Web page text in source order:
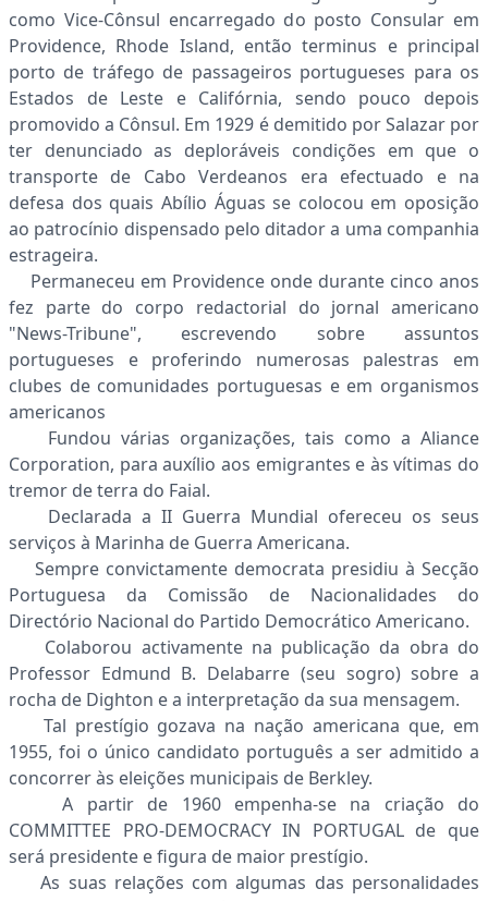
como Vice-Cônsul encarregado do posto Consular em
Providence, Rhode Island, então terminus e principal
porto de tráfego de passageiros portugueses para os
Estados de Leste e Califórnia, sendo pouco depois
promovido a Cônsul. Em 1929 é demitido por Salazar por
ter denunciado as deploráveis condições em que o
transporte de Cabo Verdeanos era efectuado e na
defesa dos quais Abílio Águas se colocou em oposição
ao patrocínio dispensado pelo ditador a uma companhia
estrageira.
Permaneceu em Providence onde durante cinco anos
fez parte do corpo redactorial do jornal americano
"News-Tribune", escrevendo sobre assuntos
portugueses e proferindo numerosas palestras em
clubes de comunidades portuguesas e em organismos
americanos
Fundou várias organizações, tais como a Aliance
Corporation, para auxílio aos emigrantes e às vítimas do
tremor de terra do Faial.
Declarada a II Guerra Mundial ofereceu os seus
serviços à Marinha de Guerra Americana.
Sempre convictamente democrata presidiu à Secção
Portuguesa da Comissão de Nacionalidades do
Directório Nacional do Partido Democrático Americano.
Colaborou activamente na publicação da obra do
Professor Edmund B. Delabarre (seu sogro) sobre a
rocha de Dighton e a interpretação da sua mensagem.
Tal prestígio gozava na nação americana que, em
1955, foi o único candidato português a ser admitido a
concorrer às eleições municipais de Berkley.
A partir de 1960 empenha-se na criação do
COMMITTEE PRO-DEMOCRACY IN PORTUGAL de que
será presidente e figura de maior prestígio.
As suas relações com algumas das personalidades